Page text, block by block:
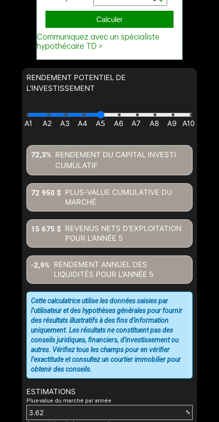
RENDEMENT POTENTIEL DE
L'INVESTISSEMENT
RENDEMENT DU CAPITAL INVESTI
CUMULATIF
72,3%
PLUS-VALUE CUMULATIVE DU
MARCHÉ
72 950 $
REVENUS NETS D'EXPLOITATION
POUR L'ANNÉE 5
15 675 $
RENDEMENT ANNUEL DES
LIQUIDITÉS POUR L'ANNÉE 5
-2,9%
ESTIMATIONS
Plus-value du marché par année
%
Cette calculatrice utilise les données saisies par
l’utilisateur et des hypothèses générales pour fournir
des résultats illustratifs à des fins d'information
uniquement. Les résultats ne constituent pas des
conseils juridiques, financiers, d'investissement ou
autres. Vérifiez tous les champs pour en vérifier
l’exactitude et consultez un courtier immobilier pour
obtenir des conseils.